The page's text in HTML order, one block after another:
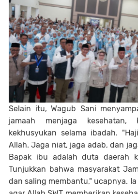
Selain itu, Wagub Sani
jamaah menjaga kesehatan,
kekhusyukan selama ibadah.
Allah. Jaga niat, jaga adab, dan
Bapak ibu adalah duta daerah
Tunjukkan bahwa masyarakat
dan saling membantu," ucapnya.